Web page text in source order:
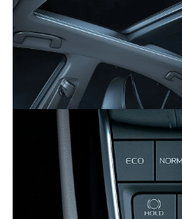
kabin sebelum memilih varian.